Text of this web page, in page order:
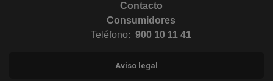
Contacto
Consumidores
Teléfono: 900 10 11 41
Aviso legal